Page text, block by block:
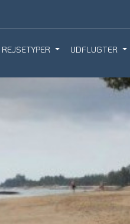
REJSETYPER UDFLUGTER